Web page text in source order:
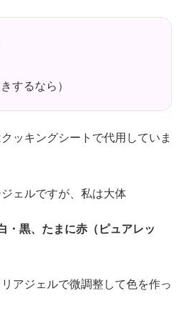
するなら）
ッキングシートで代用していま
ェルですが、私は大体
・黒、たまに赤（ピュアレッ
アジェルで微調整して色を作っ